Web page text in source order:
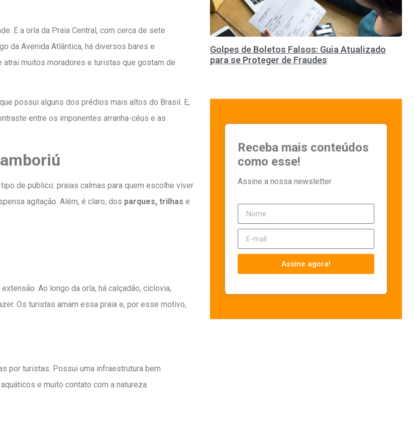
E a orla da Praia Central, com cerca de sete
da Avenida Atlântica, há diversos bares e
muitos moradores e turistas que gostam de
possui alguns dos prédios mais altos do Brasil. E,
entre os imponentes arranha-céus e as
de público: praias calmas para quem escolhe viver
agitação. Além, é claro, dos parques, trilhas e
Ao longo da orla, há calçadão, ciclovia,
Os turistas amam essa praia e, por esse motivo,
por turistas. Possui uma infraestrutura bem
e muito contato com a natureza.
Golpes de Boletos Falsos: Guia Atualizado
para se Proteger de Fraudes
Receba mais conteúdos
como esse!
Assine a nossa newsletter
Assine agora!